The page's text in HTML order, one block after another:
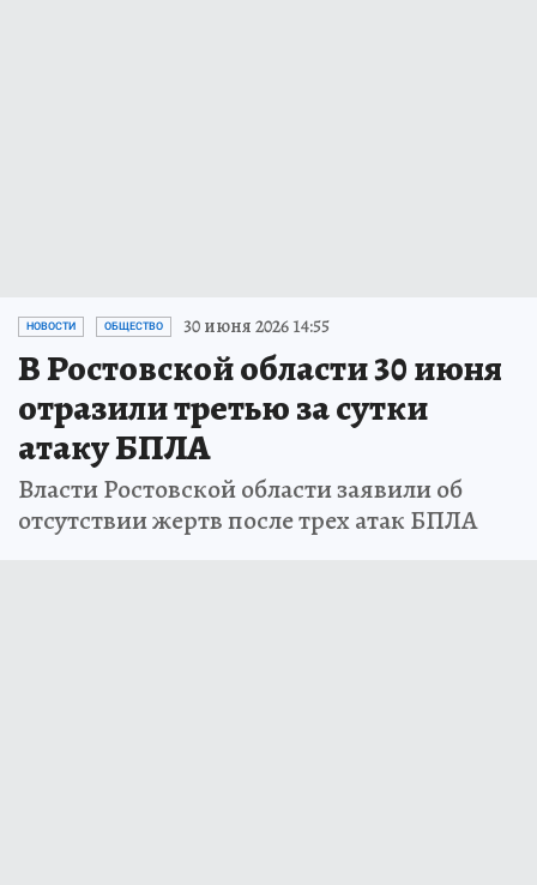
НОВОСТИ ОБЩЕСТВО 30 июня 2026 14:55
В Ростовской области 30 июня
отразили третью за сутки
атаку БПЛА
Власти Ростовской области заявили об
отсутствии жертв после трех атак БПЛА